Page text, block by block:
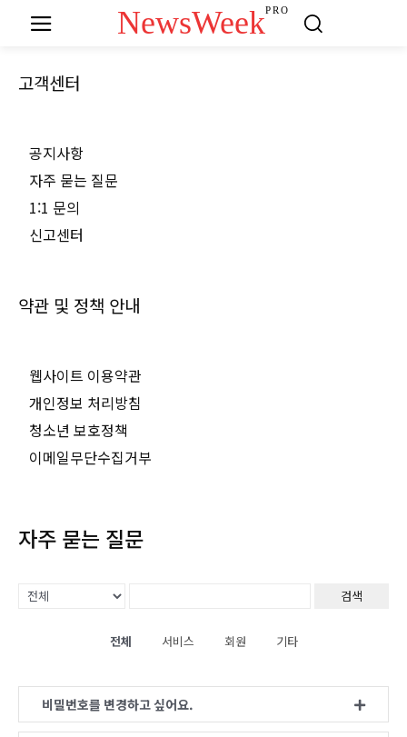
NewsWeekPRO
고객센터
공지사항
자주 묻는 질문
1:1 문의
신고센터
약관 및 정책 안내
웹사이트 이용약관
개인정보 처리방침
청소년 보호정책
이메일무단수집거부
자주 묻는 질문
검색
전체 서비스 회원 기타
비밀번호를 변경하고 싶어요.